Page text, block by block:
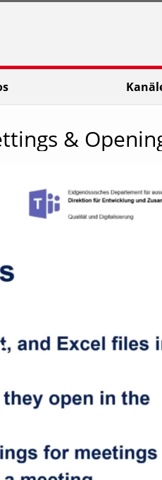
&